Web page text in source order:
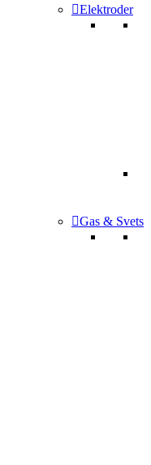
Elektroder
Gas & Svets